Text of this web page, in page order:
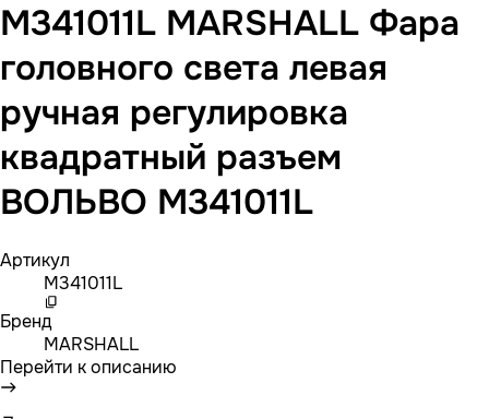
M341011L MARSHALL Фара
головного света левая
ручная регулировка
квадратный разъем
ВОЛЬВО M341011L
Артикул
M341011L
Бренд
MARSHALL
Перейти к описанию